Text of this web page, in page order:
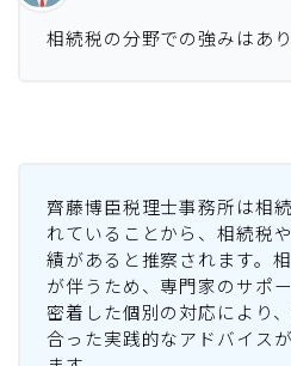
相続税の分野での強みはあ
齊藤博臣税理士事務所は相
れていることから、相続税
績があると推察されます。
が伴うため、専門家のサポ
密着した個別の対応により
合った実践的なアドバイス